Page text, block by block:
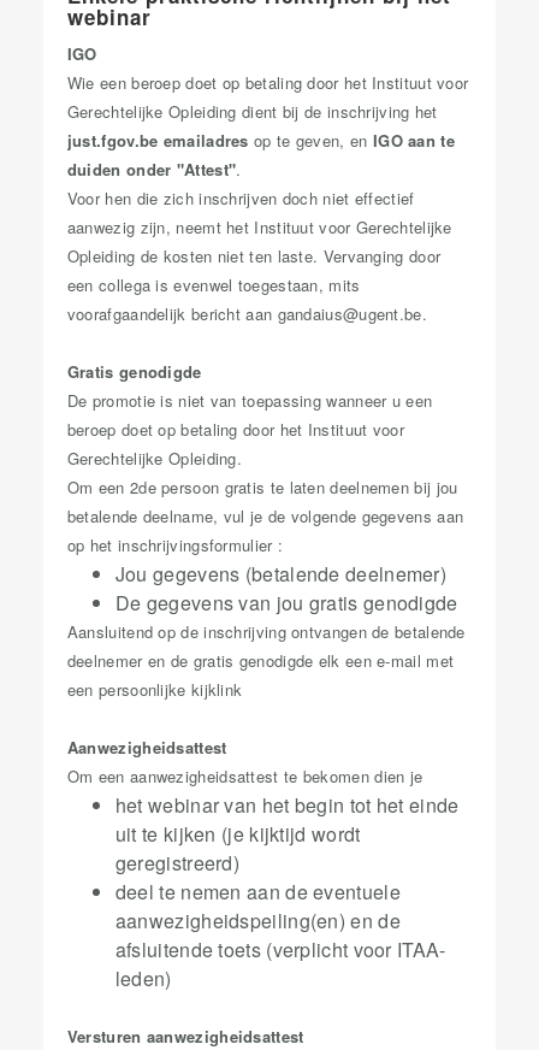
webinar
IGO
Wie een beroep doet op betaling door het Instituut voor
Gerechtelijke Opleiding dient bij de inschrijving het
just.fgov.be emailadresop te geven, en IGO aan te
duiden onder "Attest".
Voor hen die zich inschrijven doch niet effectief
aanwezig zijn, neemt het Instituut voor Gerechtelijke
Opleiding de kosten niet ten laste. Vervanging door
een collega is evenwel toegestaan, mits
voorafgaandelijk bericht aan gandaius@ugent.be.
Gratis genodigde
De promotie is niet van toepassing wanneer u een
beroep doet op betaling door het Instituut voor
Gerechtelijke Opleiding.
​​​​​​​Om een 2de persoon gratis te laten deelnemen bij jou
betalende deelname, vul je de volgende gegevens aan
op het inschrijvingsformulier :
Jou gegevens (betalende deelnemer)
De gegevens van jou gratis genodigde
Aansluitend op de inschrijving ontvangen de betalende
deelnemer en de gratis genodigde elk een e-mail met
een persoonlijke kijklink
Aanwezigheidsattest
Om een aanwezigheidsattest te bekomen dien je
het webinar van het begin tot het einde
uit te kijken (je kijktijd wordt
geregistreerd)
deel te nemen aan de eventuele
aanwezigheidspeiling(en)​ en de
afsluitende toets (verplicht voor ITAA-
leden)
Versturen aanwezigheidsattest